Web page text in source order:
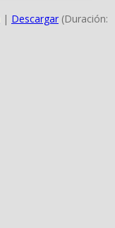
| Descargar (Duración: